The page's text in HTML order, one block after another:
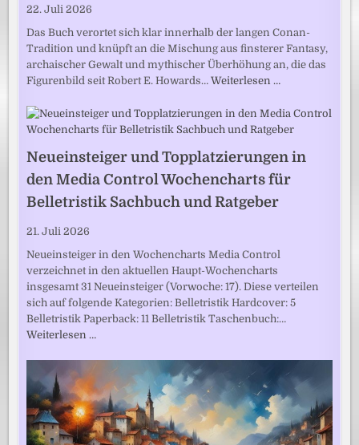
22. Juli 2026
Das Buch verortet sich klar innerhalb der langen Conan-
Tradition und knüpft an die Mischung aus finsterer Fantasy,
archaischer Gewalt und mythischer Überhöhung an, die das
Figurenbild seit Robert E. Howards…Weiterlesen …
Neueinsteiger und Topplatzierungen in
den Media Control Wochencharts für
Belletristik Sachbuch und Ratgeber
21. Juli 2026
Neueinsteiger in den Wochencharts Media Control
verzeichnet in den aktuellen Haupt-Wochencharts
insgesamt 31 Neueinsteiger (Vorwoche: 17). Diese verteilen
sich auf folgende Kategorien: Belletristik Hardcover: 5
Belletristik Paperback: 11 Belletristik Taschenbuch:…
Weiterlesen …